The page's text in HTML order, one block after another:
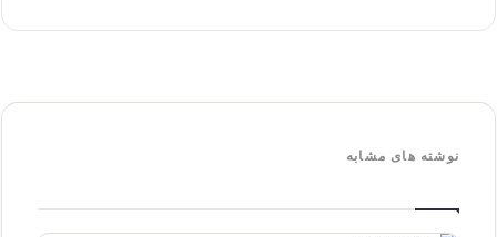
نوشته های مشابه